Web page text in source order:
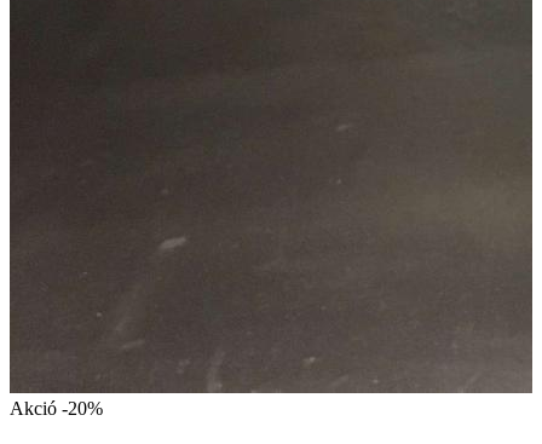
Akció -20%